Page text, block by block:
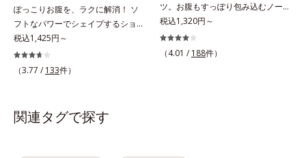
ぽっこりお腹を、ラクに解消！ ソ
フトなパワーでシェイプするショー
ツ。苦しさなくお腹をシェイプ気に
なるぽっこりお腹を、すっきりフラ
ットに整えてくれるショーツです。
ので、ガードルのような苦しさがあ
りません。パワーネットはやわらか
税込1,425円～
（3.77 / 133件）
ツ。お腹もすっぽり包み込むノーマ
ルタイプ。ぴったり密着して、くい
こまない座るとヒップの面積は広が
り、立つと元に戻ります。このよう
税込1,320円～
（4.01 / 188件）
関連タグで探す